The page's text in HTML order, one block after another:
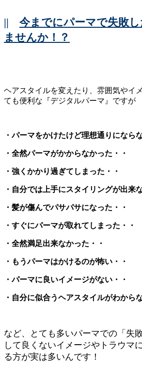
|| 今までにパーマで失敗
ませんか！？
ヘアスタイルを変えたり、雰囲気やイ
ても便利な『デジタルパーマ』ですが
・パーマをかけたけど理想通りになら
・全然パーマがかからなかった・・
・強くかかり過ぎてしまった・・
・自分では上手にスタイリングが出来
・髪が傷んでパサパサになった・・
・すぐにパーマが取れてしまった・・
・全然満足出来なかった・・
・もうパーマはかけるのが怖い・・
・パーマに良いイメージがない・・
・自分に似合うヘアスタイルがわから
など、とても多いパーマでの「失
して良くないイメージやトラウマ
る方が実は多いんです！